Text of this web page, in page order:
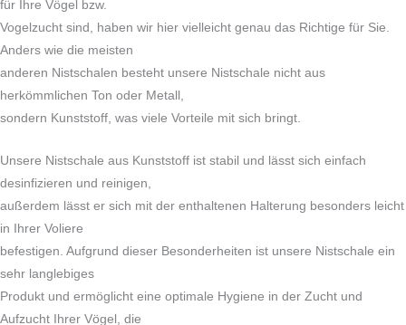
für Ihre Vögel bzw.
Vogelzucht sind, haben wir hier vielleicht genau das Richtige für Sie.
Anders wie die meisten
anderen Nistschalen besteht unsere Nistschale nicht aus
herkömmlichen Ton oder Metall,
sondern Kunststoff, was viele Vorteile mit sich bringt.
Unsere Nistschale aus Kunststoff ist stabil und lässt sich einfach
desinfizieren und reinigen,
außerdem lässt er sich mit der enthaltenen Halterung besonders leicht
in Ihrer Voliere
befestigen. Aufgrund dieser Besonderheiten ist unsere Nistschale ein
sehr langlebiges
Produkt und ermöglicht eine optimale Hygiene in der Zucht und
Aufzucht Ihrer Vögel, die